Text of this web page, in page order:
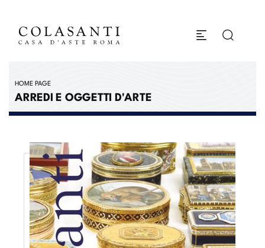
HOME PAGE
ARREDI E OGGETTI D'ARTE